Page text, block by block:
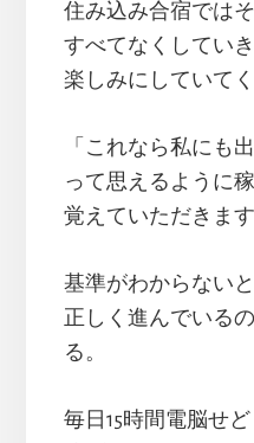
住み込み合宿では
すべてなくしてい
楽しみにしていてく
「これなら私にも
って思えるように
覚えていただきます
基準がわからない
正しく進んでいる
る。
毎日15時間電脳せ